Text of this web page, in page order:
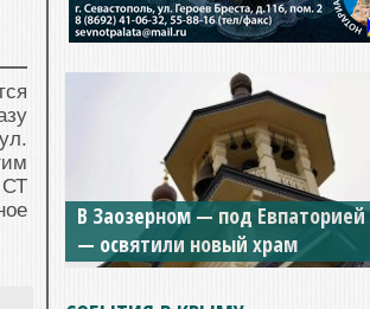
В Заозерном — под Евпаторией
— освятили новый храм